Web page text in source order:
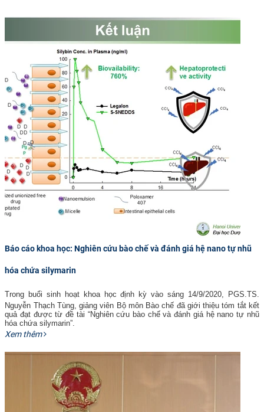
Báo cáo khoa học: Nghiên cứu bào chế và đánh giá hệ nano tự nhũ
hóa chứa silymarin
Trong buổi sinh hoạt khoa học định kỳ vào sáng 14/9/2020, PGS.TS.
Nguyễn Thạch Tùng, giảng viên Bộ môn Bào chế đã giới thiệu tóm tắt kết
quả đạt được từ đề tài “Nghiên cứu bào chế và đánh giá hệ nano tự nhũ
hóa chứa silymarin”.
Xem thêm